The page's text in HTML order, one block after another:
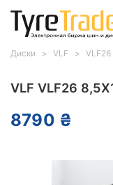
VLF VLF26
8790 ₴
Диски VLF VLF26